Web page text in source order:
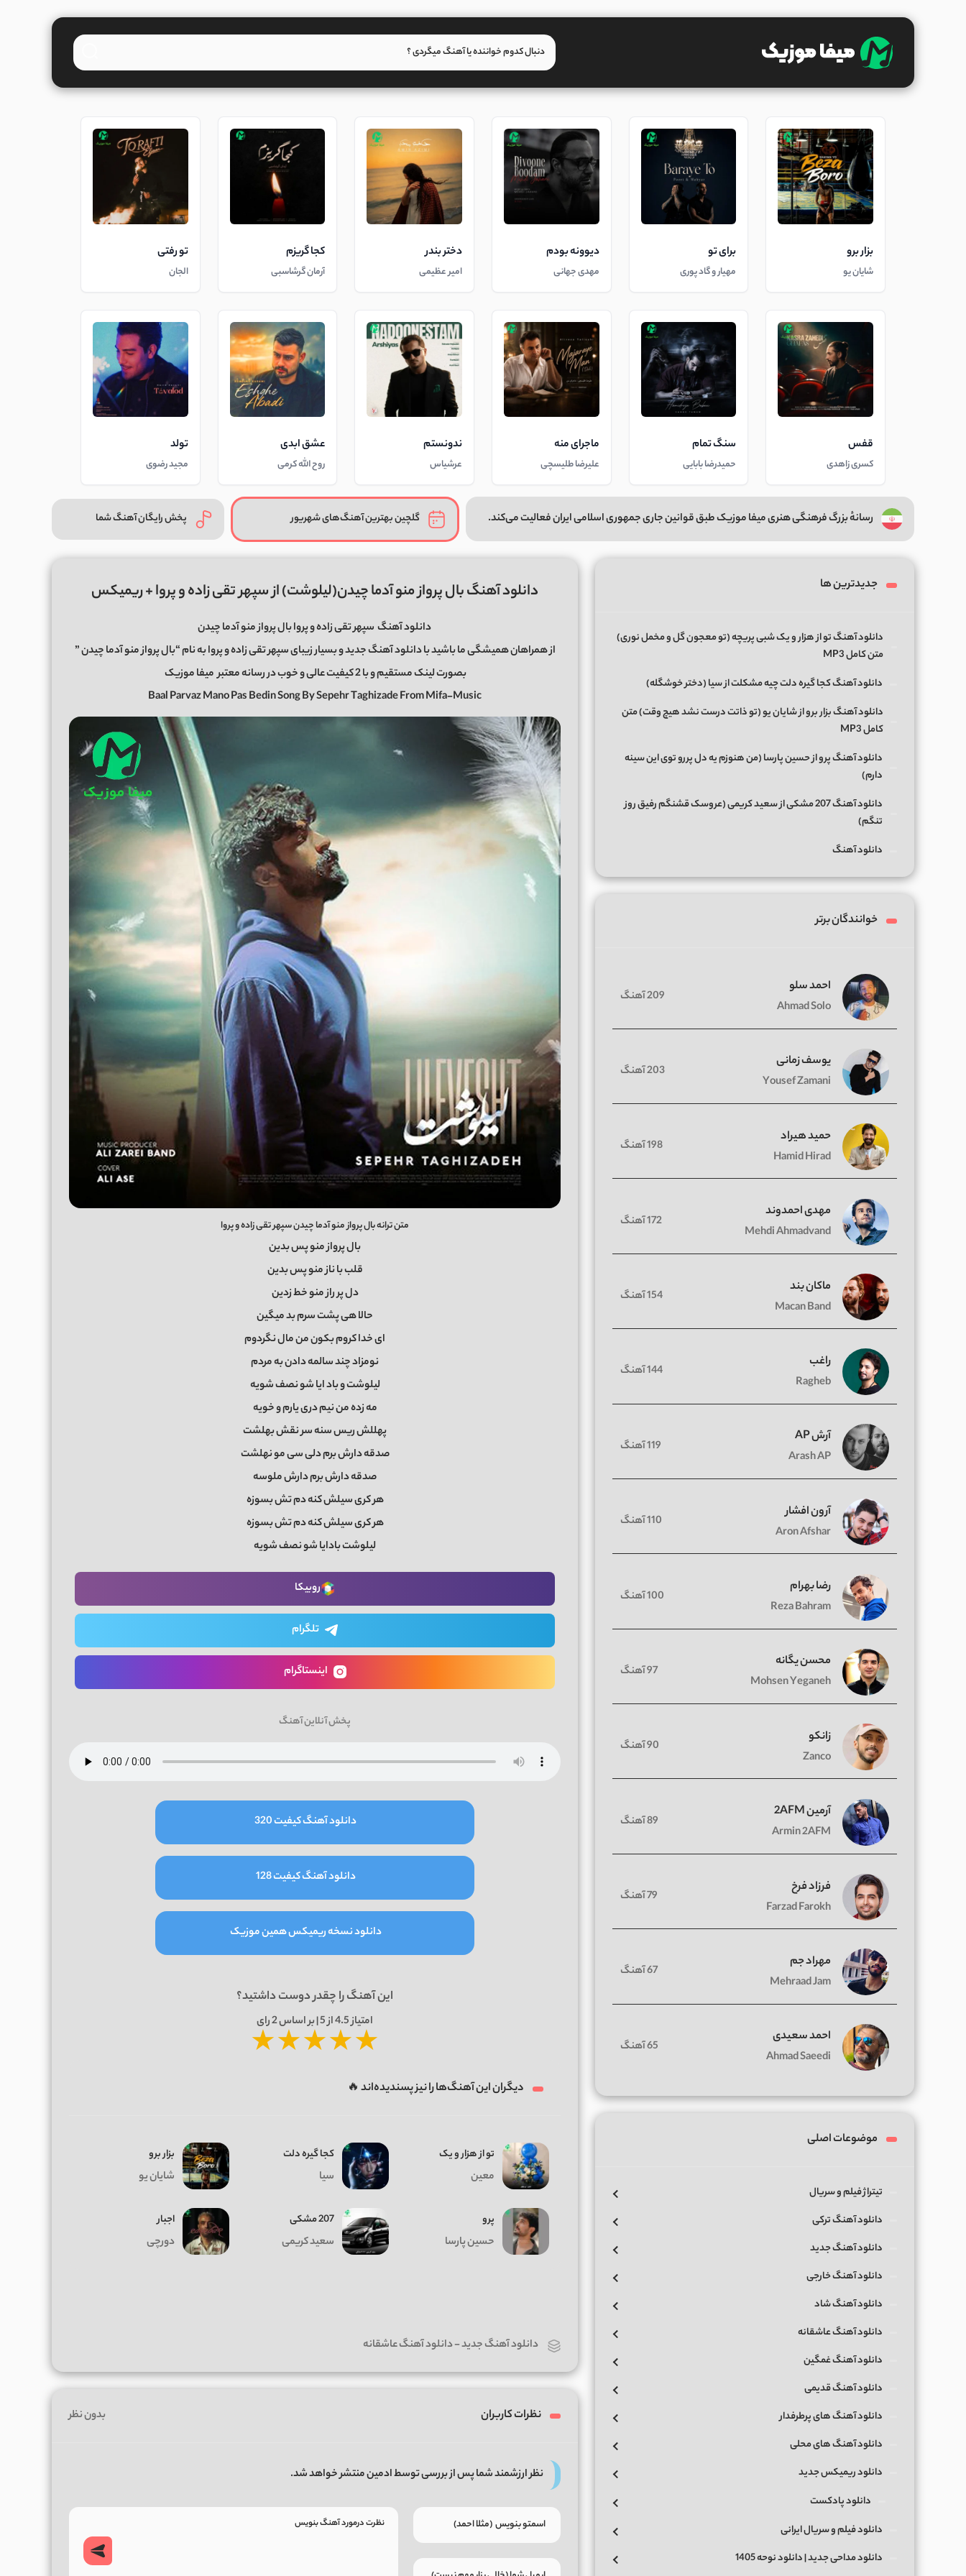
بزار برو
شایان یو
برای تو
مهیار و گاد پوری
دیوونه بودم
مهدی جهانی
دختر بندر
امیر عظیمی
کجا گریزم
آرمان گرشاسبی
تو رفتی
الجان
قفس
کسری زاهدی
سنگ تمام
حمیدرضا بابایی
ماجرای منه
علیرضا طلیسچی
ندونستم
عرشیاس
عشق ابدی
روح الله کرمی
تولد
مجید رضوی
رسانهٔ بزرگ فرهنگی هنری میفا موزیک طبق قوانین جاری جمهوری اسلامی ایران فعالیت می‌کند. گلچین بهترین آهنگ‌های شهریور پخش رایگان آهنگ شما
دانلود آهنگ بال پرواز منو آدما چیدن(لیلوشت) از سپهر تقی زاده و پروا + ریمیکس
دانلود آهنگ سپهر تقی زاده و پروا بال پرواز منو آدما چیدن
از همراهان همیشگی ما باشید با دانلود آهنگ جدید و بسیار زیبای سپهر تقی زاده و پروا به نام “بال پرواز منو آدما چیدن ”
بصورت لینک مستقیم و با 2 کیفیت عالی و خوب در رسانه معتبر
میفا موزیک
Baal Parvaz Mano Pas Bedin Song By Sepehr Taghizade From Mifa-Music
متن ترانه بال پرواز منو آدما چیدن سپهر تقی زاده و پروا
بال پرواز منو پس بدین
قلب با ناز منو پس بدین
دل پر راز منو خط زدین
حالا هی پشت سرم بد میگین
ای خدا کروم بکون من مال نگردوم
نومزاد چند سالمه دادن به مردم
لیلوشت و باد ایا شو نصف شویه
مه زده من نیم دری یارم و خویه
پهللش ریس سنه سر نقش بهلشت
صدقه دارش برم دلی سی مو نهلشت
صدقه دارش برم دارش ملوسه
هر کری سیلش کنه دم تش بسوزه
هر کری سیلش کنه دم تش بسوزه
لیلوشت بادایا شو نصف شویه
روبیکا
تلگرام
اینستاگرام
پخش آنلاین آهنگ
دانلود آهنگ کیفیت 320
دانلود آهنگ کیفیت 128
دانلود نسخه ریمیکس همین موزیک
این آهنگ را چقدر دوست داشتید؟
امتیاز4.5از 5 | بر اساس 2رای
★★★★★
دیگران این آهنگ‌ها را نیز پسندیده‌اند 🔥
تو از هزار و یک
معین
کجا گیره دلت
سیا
بزار برو
شایان یو
پرو
حسین پارسا
207 مشکی
سعید کریمی
اجبار
دورچی
دانلود آهنگ جدید-دانلود آهنگ عاشقانه
نظرات کاربران بدون نظر
نظر ارزشمند شما پس از بررسی توسط ادمین منتشر خواهد شد.
جدیدترین ها
دانلود آهنگ تو از هزار و یک شبی پریچه (تو معجون گل و مخمل نوری)
متن کامل MP3
دانلود آهنگ کجا گیره دلت چیه مشکلت از سیا (دختر خوشگله)
دانلود آهنگ بزار برو از شایان یو (تو ذاتت درست نشد هیچ وقت) متن
کامل MP3
دانلود آهنگ پرو از حسین پارسا (من هنوزم یه دل پررو توی این سینه
دارم)
دانلود آهنگ 207 مشکی از سعید کریمی (عروسک قشنگم رفیق روز
تنگم)
دانلود آهنگ
خوانندگان برتر
احمد سلو
Ahmad Solo
209 آهنگ
یوسف زمانی
Yousef Zamani
203 آهنگ
حمید هیراد
Hamid Hirad
198 آهنگ
مهدی احمدوند
Mehdi Ahmadvand
172 آهنگ
ماکان بند
Macan Band
154 آهنگ
راغب
Ragheb
144 آهنگ
آرش AP
Arash AP
119 آهنگ
آرون افشار
Aron Afshar
110 آهنگ
رضا بهرام
Reza Bahram
100 آهنگ
محسن یگانه
Mohsen Yeganeh
97 آهنگ
زانکو
Zanco
90 آهنگ
آرمین 2AFM
Armin 2AFM
89 آهنگ
فرزاد فرخ
Farzad Farokh
79 آهنگ
مهراد جم
Mehraad Jam
67 آهنگ
احمد سعیدی
Ahmad Saeedi
65 آهنگ
موضوعات اصلی
تیتراژ فیلم و سریال
دانلود آهنگ ترکی
دانلود آهنگ جدید
دانلود آهنگ خارجی
دانلود آهنگ شاد
دانلود آهنگ عاشقانه
دانلود آهنگ غمگین
دانلود آهنگ قدیمی
دانلود آهنگ های پرطرفدار
دانلود آهنگ های محلی
دانلود ریمیکس جدید
دانلود پادکست
دانلود فیلم و سریال ایرانی
دانلود مداحی جدید | دانلود نوحه 1405